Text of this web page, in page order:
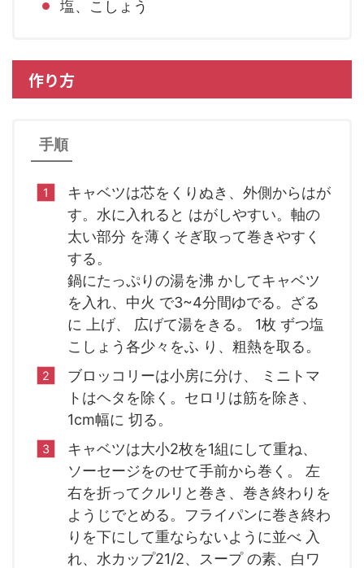
塩、こしょう
作り方
手順
キャベツは芯をくりぬき、外側からはが
す。水に入れると はがしやすい。軸の
太い部分 を薄くそぎ取って巻きやすく
する。
鍋にたっぷりの湯を沸 かしてキャベツ
を入れ、中火 で3~4分間ゆでる。ざる
に 上げ、 広げて湯をきる。 1枚 ずつ塩
こしょう各少々をふ り、粗熱を取る。
ブロッコリーは小房に分け、 ミニトマ
トはヘタを除く。セロリは筋を除き、
1cm幅に 切る。
キャベツは大小2枚を1組にして重ね、
ソーセージをのせて手前から巻く。 左
右を折ってクルリと巻き、巻き終わりを
ようじでとめる。フライパンに巻き終わ
りを下にして重ならないように並べ 入
れ、水カップ21/2、スープ の素、白ワ